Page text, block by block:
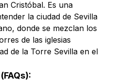
Cristóbal. Es una
la ciudad de Sevilla
donde se mezclan los
de las iglesias
de la Torre Sevilla en el